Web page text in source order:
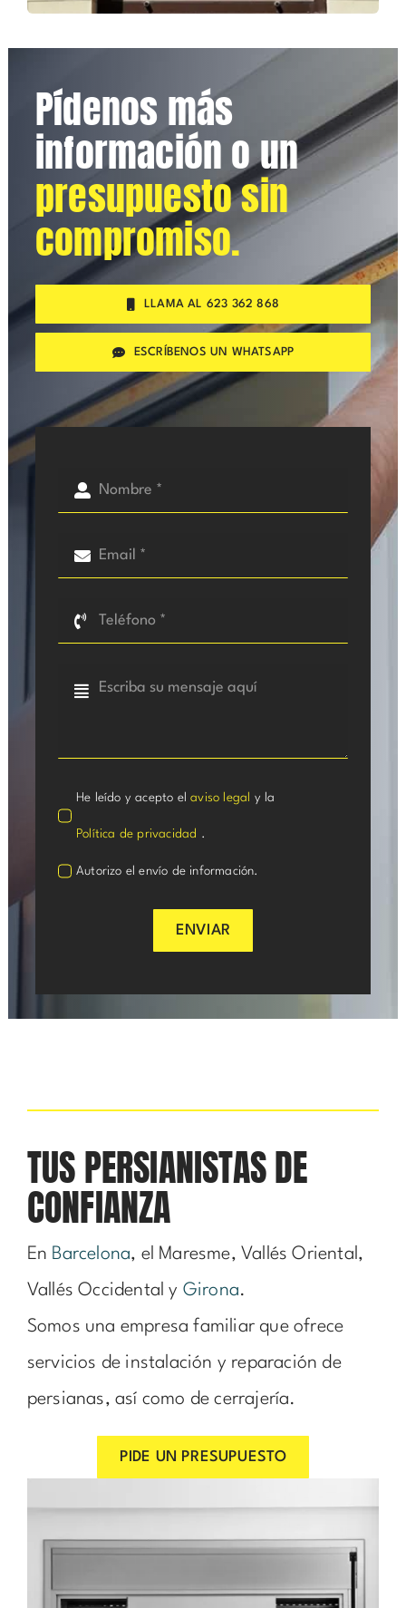
Pídenos más
información o un
presupuesto sin
compromiso.
LLAMA AL 623 362 868
ESCRÍBENOS UN WHATSAPP
He leído y acepto elaviso legal y la
Política de privacidad .
Autorizo el envío de información.
ENVIAR
TUS PERSIANISTAS DE
CONFIANZA
En Barcelona, el Maresme, Vallés Oriental,
Vallés Occidental y Girona.
Somos una empresa familiar que ofrece
servicios de instalación y reparación de
persianas, así como de cerrajería.
PIDE UN PRESUPUESTO